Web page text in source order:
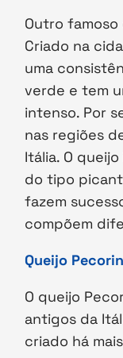
Outro famoso
Criado na
uma
verde e tem
intenso. Por
nas regiões
Itália. O
do tipo
fazem
compõem
Queijo
O queijo
antigos da
criado há